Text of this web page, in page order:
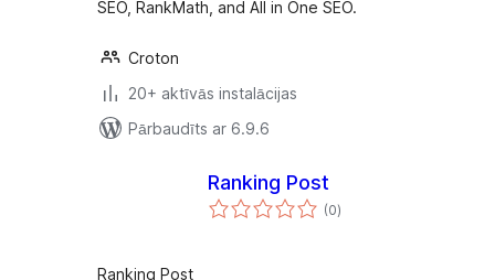
SEO, RankMath, and All in One SEO.
Croton
20+ aktīvās instalācijas
Pārbaudīts ar 6.9.6
Ranking Post
(0vērtējumu
kopsumma
)
Ranking Post